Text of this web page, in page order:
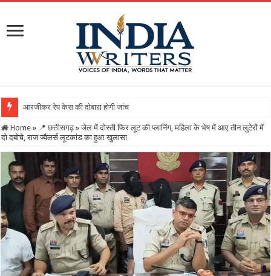
आरजीकर रेप केस की दोबारा होगी जांच! सरकार ने द‍िए आदेश, अनसुलझे पहल
Home » 📍 छत्तीसगढ़ » जेल में दोस्ती फिर लूट की प्लानिंग, महिला के भेष में आए तीन लुटेरों में
दो दबोचे, राज ज्वैलर्स लूटकांड का हुआ खुलासा